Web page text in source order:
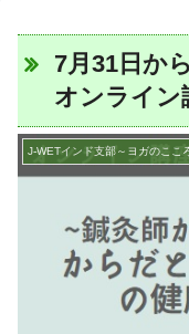
7月31日か
オンライン
J-WETインド支部～ヨガのここ